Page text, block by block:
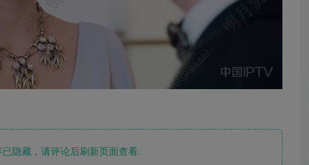
隐藏，请评论后刷新页面查看.